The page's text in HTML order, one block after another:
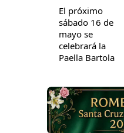
El próximo
sábado 16 de
mayo se
celebrará la
Paella Bartola